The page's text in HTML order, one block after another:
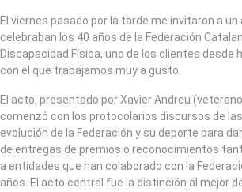
2009
El viernes pasado por la tarde me invitaron a
celebraban los 40 años de la Federación
Discapacidad Física, uno de los clientes desde
con el que trabajamos muy a gusto.
El acto, presentado por Xavier Andreu
comenzó con los protocolarios discursos de
evolución de la Federación y su deporte para
de entregas de premios o reconocimientos
a entidades que han colaborado con la
años. El acto central fue la distinción al mejor